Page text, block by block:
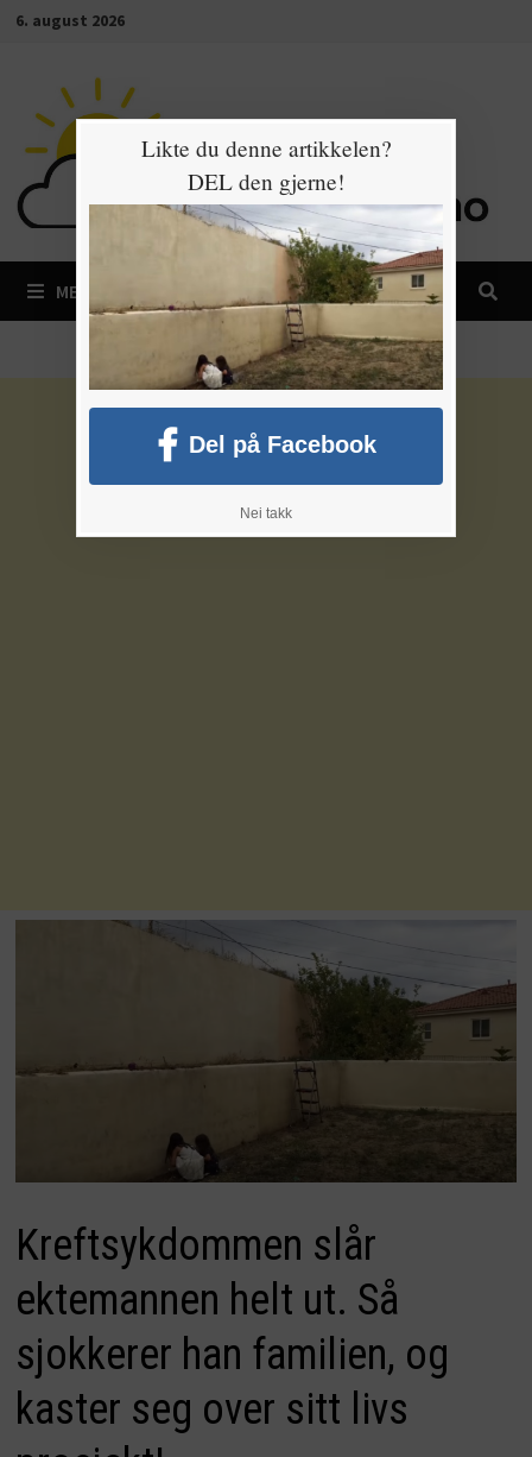
Gå6. august 2026
MENY
Kreftsykdommen slår
ektemannen helt ut. Så
sjokkerer han familien, og
kaster seg over sitt livs
Likte du denne artikkelen?
DEL den gjerne!
Del på Facebook
Nei takk